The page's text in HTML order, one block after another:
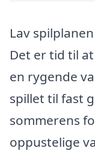
Lav
Det er tid til
en rygende
spillet til fast
sommerens
oppustelige